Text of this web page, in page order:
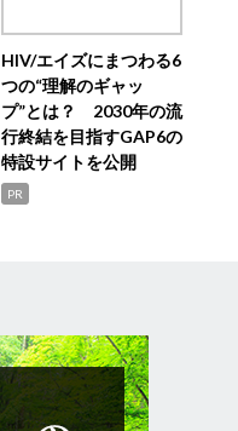
HIV/エイズにまつわる6
つの“理解のギャッ
プ”とは？ 2030年の流
行終結を目指すGAP6の
特設サイトを公開
PR